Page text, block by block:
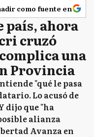
como fuente en
país, ahora
cruzó
una
Provincia
"qué le pasa
Lo acusó de
dijo que "ha
alianza
Avanza en